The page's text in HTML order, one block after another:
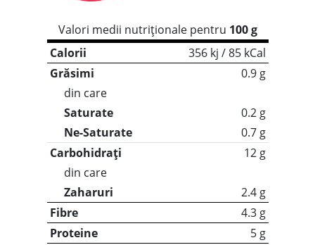
Valori medii nutriționale pentru 100 g
Calorii
356 kj / 85 kCal
Grăsimi
0.9 g
din care
Saturate
0.2 g
Ne-Saturate
0.7 g
Carbohidrați
12 g
din care
Zaharuri
2.4 g
Fibre
4.3 g
Proteine
5 g